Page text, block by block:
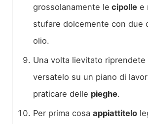
grossolanamente le cipolle e
stufare dolcemente con due
olio.
Una volta lievitato riprendete
versatelo su un piano di
praticare delle pieghe.
Per prima cosa appiattitelo